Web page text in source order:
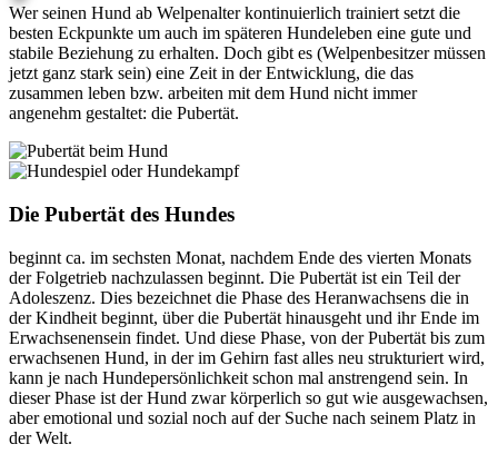
Wer seinen Hund ab Welpenalter kontinuierlich trainiert setzt die
besten Eckpunkte um auch im späteren Hundeleben eine gute und
stabile Beziehung zu erhalten. Doch gibt es (Welpenbesitzer müssen
jetzt ganz stark sein) eine Zeit in der Entwicklung, die das
zusammen leben bzw. arbeiten mit dem Hund nicht immer
angenehm gestaltet: die Pubertät.
Die Pubertät des Hundes
beginnt ca. im sechsten Monat, nachdem Ende des vierten Monats
der Folgetrieb nachzulassen beginnt. Die Pubertät ist ein Teil der
Adoleszenz. Dies bezeichnet die Phase des Heranwachsens die in
der Kindheit beginnt, über die Pubertät hinausgeht und ihr Ende im
Erwachsenensein findet. Und diese Phase, von der Pubertät bis zum
erwachsenen Hund, in der im Gehirn fast alles neu strukturiert wird,
kann je nach Hundepersönlichkeit schon mal anstrengend sein. In
dieser Phase ist der Hund zwar körperlich so gut wie ausgewachsen,
aber emotional und sozial noch auf der Suche nach seinem Platz in
der Welt.